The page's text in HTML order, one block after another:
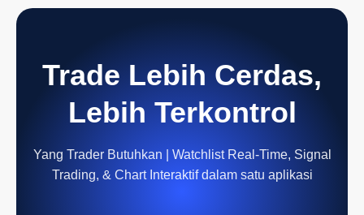
Trade Lebih Cerdas,
Lebih Terkontrol
Yang Trader Butuhkan | Watchlist Real-Time, Signal
Trading, & Chart Interaktif dalam satu aplikasi